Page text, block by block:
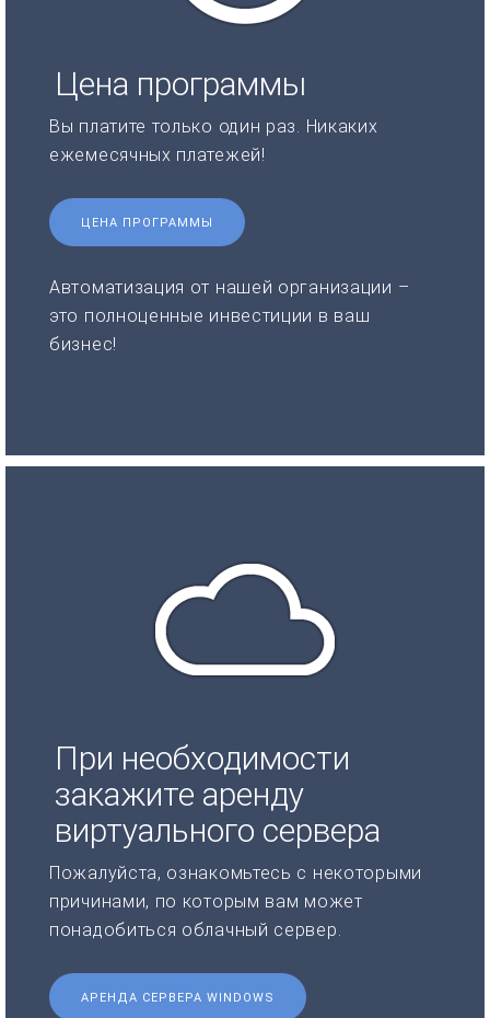
Цена программы
Вы платите только один раз. Никаких
ежемесячных платежей!
ЦЕНА ПРОГРАММЫ
Автоматизация от нашей организации –
это полноценные инвестиции в ваш
бизнес!
При необходимости
закажите аренду
виртуального сервера
Пожалуйста, ознакомьтесь с некоторыми
причинами, по которым вам может
понадобиться облачный сервер.
АРЕНДА СЕРВЕРА WINDOWS